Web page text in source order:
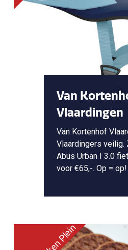
Van
Vlaardingen
Van Kortenhof
Vlaardingers veilig.
Abus Urban I 3.0
voor €65,-. Op = op!